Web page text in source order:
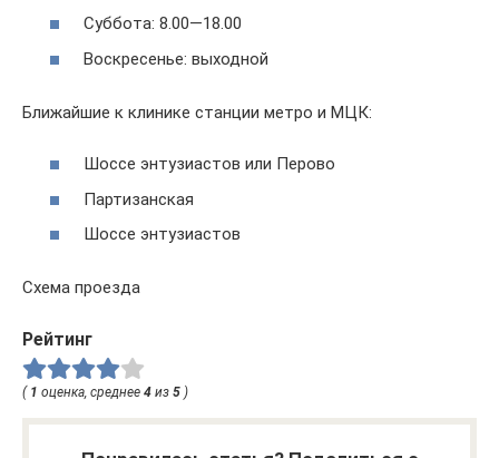
Суббота: 8.00—18.00
Воскресенье: выходной
Ближайшие к клинике станции метро и МЦК:
Шоссе энтузиастов или Перово
Партизанская
Шоссе энтузиастов
Схема проезда
Рейтинг
( 1 оценка, среднее 4 из 5 )